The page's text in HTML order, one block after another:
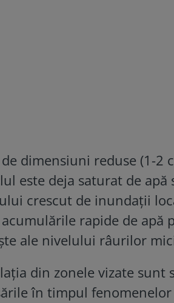
dimensiuni reduse (1-2
este deja saturat de
crescut de inundații
rapide de apă
ale nivelului râurilor
din zonele vizate sunt
în timpul